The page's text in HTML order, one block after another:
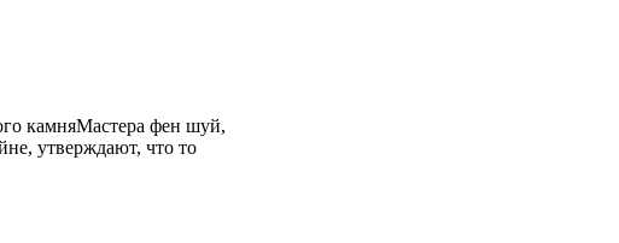
камняМастера фен шуй,
утверждают, что то